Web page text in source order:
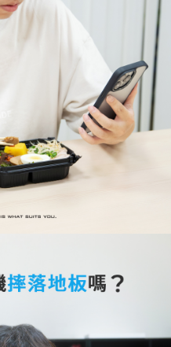
訊註冊。若發現惡意使用之情形，
之使用額度並採取法律行動。